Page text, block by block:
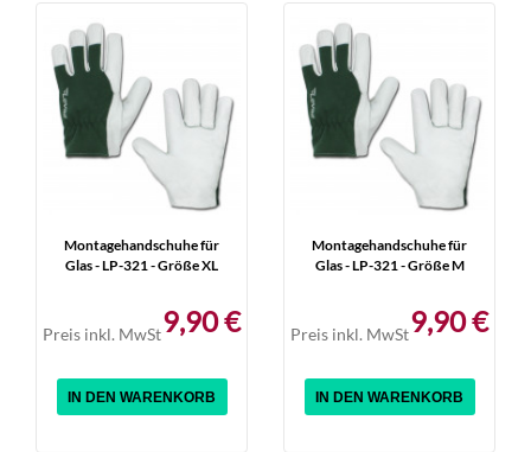
Montagehandschuhe für
Glas - LP-321 - Größe XL
Preis inkl. MwSt9,90 €
IN DEN WARENKORB
Montagehandschuhe für
Glas - LP-321 - Größe M
Preis inkl. MwSt9,90 €
IN DEN WARENKORB